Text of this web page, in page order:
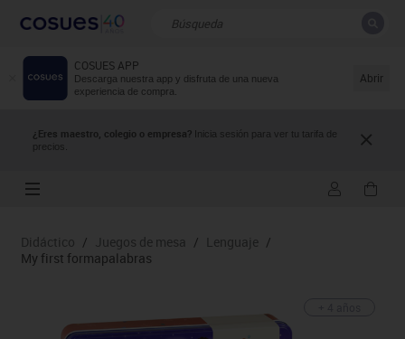
COSUES APP
Descarga nuestra app y disfruta de una nueva
experiencia de compra.
Abrir
¿Eres maestro, colegio o empresa? Inicia sesión para ver tu tarifa de
precios.
Resultados de la búsqueda
Didáctico / Juegos de mesa / Lenguaje /
My first formapalabras